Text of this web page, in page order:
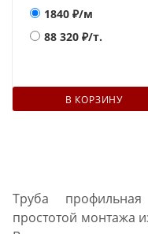
1840 ₽/м
88 320 ₽/т.
В КОРЗИНУ
Труба профильная
простотой монтажа